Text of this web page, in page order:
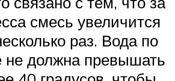
смесь увеличится
раз. Вода по
не должна превышать